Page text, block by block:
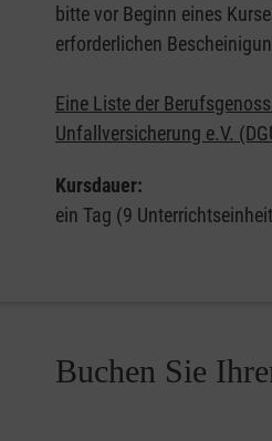
bitte vor Beginn eines
erforderlichen
Eine Liste der
Unfallversicherung e.V.
Kursdauer:
ein Tag (9
Buchen Sie